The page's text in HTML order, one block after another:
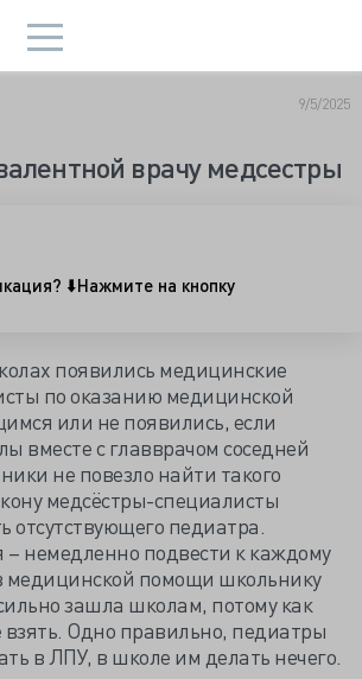
9/5/2025
врачу медсестры
⬇️Нажмите на кнопку
появились медицинские
по оказанию медицинской
или не появились, если
вместе с главврачом соседней
не повезло найти такого
медсёстры-специалисты
педиатра.
– немедленно подвести к каждому
помощи школьнику
зашла школам, потому как
взять. Одно правильно, педиатры
в ЛПУ, в школе им делать нечего.